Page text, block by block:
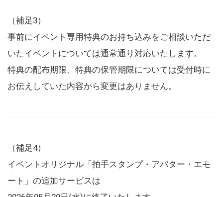
（補足3）
事前にイベント専用特典のお持ち込みをご相談いただ
いたイベントについては通常通り対応いたします。
特典の配布期限、特典の保管期限については受付時に
お伝えしていた内容から変更はありません。
（補足4）
イベントオリジナル「拍手スタンプ・アバター・エモ
ート」の追加サービスは